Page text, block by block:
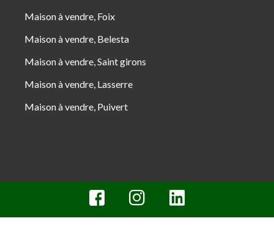
Maison à vendre, Foix
Maison à vendre, Belesta
Maison à vendre, Saint girons
Maison à vendre, Lasserre
Maison à vendre, Puivert